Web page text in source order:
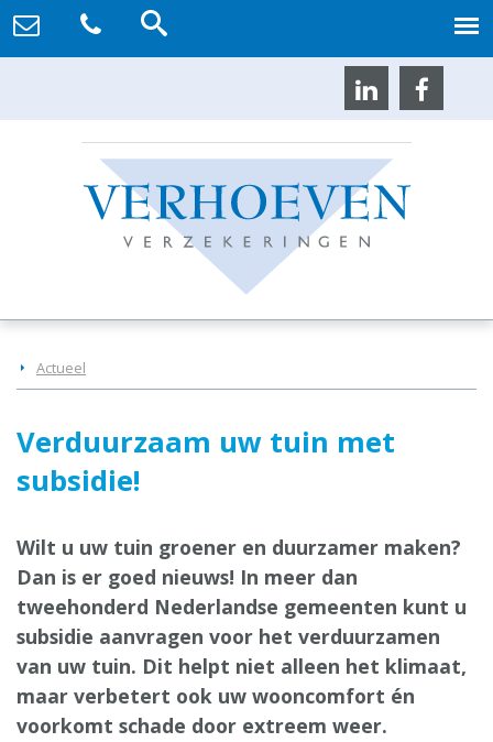
Actueel
Verduurzaam uw tuin met
subsidie!
Wilt u uw tuin groener en duurzamer maken?
Dan is er goed nieuws! In meer dan
tweehonderd Nederlandse gemeenten kunt u
subsidie aanvragen voor het verduurzamen
van uw tuin. Dit helpt niet alleen het klimaat,
maar verbetert ook uw wooncomfort én
voorkomt schade door extreem weer.